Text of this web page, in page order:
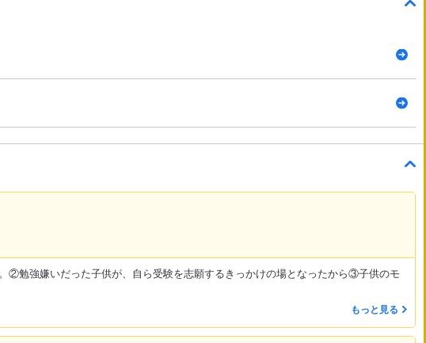
②勉強嫌いだった子供が、自ら受験を志願するきっかけの場となったから③子供のモ
もっと見る